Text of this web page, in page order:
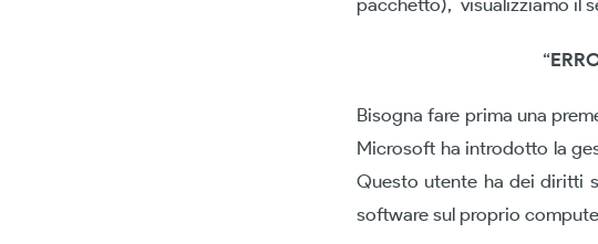
pacchetto), visualizziamo il
“
Bisogna fare prima una
Microsoft ha introdotto la
Questo utente ha dei diritti
software sul proprio